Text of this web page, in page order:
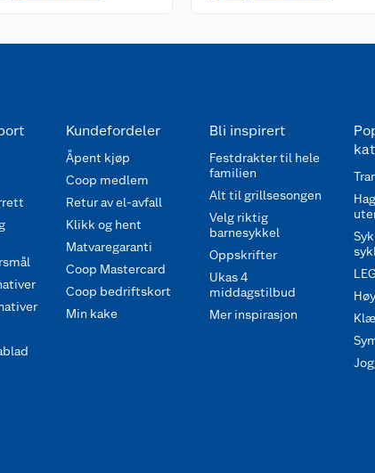
Kundefordeler
Åpent kjøp
Coop medlem
Retur av el-avfall
Klikk og hent
Matvaregaranti
Coop Mastercard
Coop bedriftskort
Min kake
Bli inspirert
Festdrakter til hele
familien
Alt til grillsesongen
Velg riktig
barnesykkel
Oppskrifter
Ukas 4
middagstilbud
Mer inspirasjon